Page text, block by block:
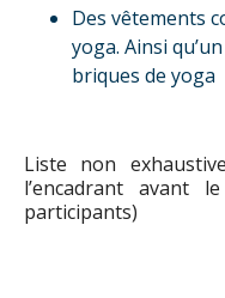
Des vêtements
yoga. Ainsi
briques de yoga
Liste non
l’encadrant avant
participants)